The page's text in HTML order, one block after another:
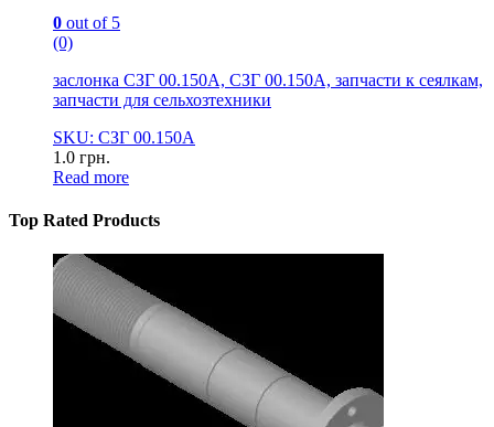
0 out of 5
(0)
заслонка СЗГ 00.150А, СЗГ 00.150А, запчасти к сеялкам,
запчасти для сельхозтехники
SKU: СЗГ 00.150А
1.0 грн.
Read more
Top Rated Products